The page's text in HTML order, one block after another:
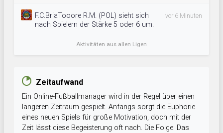
F.C.BriaTooore R.M. (POL) sieht sich
nach Spielern der Stärke 5 oder 6 um.
vor 6 Minuten
Aktivitäten aus allen Ligen
Zeitaufwand
Ein Online-Fußballmanager wird in der Regel über einen
längeren Zeitraum gespielt. Anfangs sorgt die Euphorie
eines neuen Spiels für große Motivation, doch mit der
Zeit lässt diese Begeisterung oft nach. Die Folge: Das